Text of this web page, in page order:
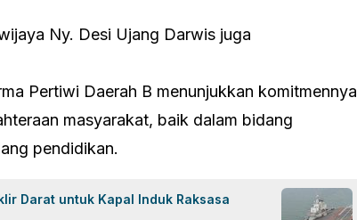
Ny. Desi Ujang Darwis juga
Pertiwi Daerah B menunjukkan komitmennya
masyarakat, baik dalam bidang
pendidikan.
Darat untuk Kapal Induk Raksasa